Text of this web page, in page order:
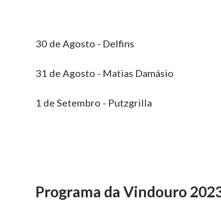
30 de Agosto - Delfins
31 de Agosto - Matias Damásio
1 de Setembro - Putzgrilla
Programa da Vindouro